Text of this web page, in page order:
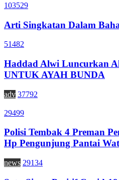
103529
Arti Singkatan Dalam
51482
Haddad Alwi Luncurkan
UNTUK AYAH BUNDA
adv 37792
29499
Polisi Tembak 4 Preman
Hp Pengunjung Pantai
news 29134